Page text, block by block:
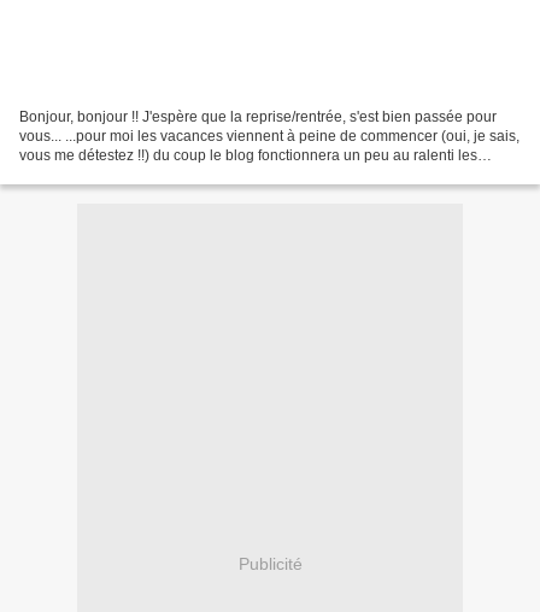
Bonjour, bonjour !! J'espère que la reprise/rentrée, s'est bien passée pour
vous... ...pour moi les vacances viennent à peine de commencer (oui, je sais,
vous me détestez !!) du coup le blog fonctionnera un peu au ralenti les
Publicité